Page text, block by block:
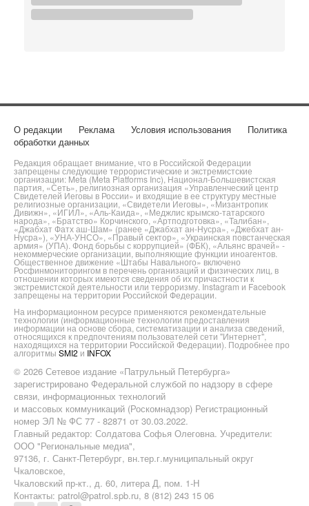
О редакции Реклама Условия использования
Политика
обработки данных
Редакция обращает внимание, что в Российской Федерации
запрещены следующие террористические и экстремистские
организации: Meta (Meta Platforms Inc), Национал-Большевистская
партия, «Сеть», религиозная организация «Управленческий центр
Свидетелей Иеговы в России» и входящие в ее структуру местные
религиозные организации, «Свидетели Иеговы», «Мизантропик
Дивижн», «ИГИЛ», «Аль-Каида», «Меджлис крымско-татарского
народа», «Братство» Корчинского, «Артподготовка», «Талибан»,
«Джабхат Фатх аш-Шам» (ранее «Джабхат ан-Нусра», «Джебхат ан-
Нусра»), «УНА-УНСО», «Правый сектор», «Украинская повстанческая
армия» (УПА). Фонд борьбы с коррупцией» (ФБК), «Альянс врачей» -
некоммерческие организации, выполняющие функции иноагентов.
Общественное движение «Штабы Навального» включено
Росфинмониторингом в перечень организаций и физических лиц, в
отношении которых имеются сведения об их причастности к
экстремистской деятельности или терроризму. Instagram и Facebook
запрещены на территории Российской Федерации.
На информационном ресурсе применяются рекомендательные
технологии (информационные технологии предоставления
информации на основе сбора, систематизации и анализа сведений,
относящихся к предпочтениям пользователей сети "Интернет",
находящихся на территории Российской Федерации). Подробнее про
алгоритмы SMI2 и INFOX
© 2026 Сетевое издание «Патрульный Петербурга»
зарегистрировано Федеральной службой по надзору в сфере
связи, информационных технологий
и массовых коммуникаций (Роскомнадзор) Регистрационный
номер ЭЛ № ФС 77 - 82871 от 30.03.2022.
Главный редактор: Солдатова Софья Олеговна. Учредители:
ООО "Региональные медиа",
97136, г. Санкт-Петербург, вн.тер.г.муниципальный округ
Чкаловское,
Чкаловский пр-кт., д. 60, литера Д, пом. 1-Н
Контакты: patrol@patrol.spb.ru, 8 (812) 243 15 06